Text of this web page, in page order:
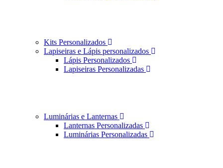
Kits Personalizados
Lapiseiras e Lápis personalizados
Lápis Personalizados
Lapiseiras Personalizadas
Luminárias e Lanternas
Lanternas Personalizadas
Luminárias Personalizadas